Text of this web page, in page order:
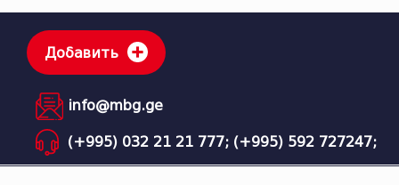
Добавить
info@mbg.ge
(+995) 032 21 21 777; (+995) 592 727247;